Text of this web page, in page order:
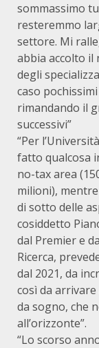
sommassimo
resteremmo
settore. Mi
abbia accolto il
degli
caso
rimandando il
successivi”
“Per
fatto qualcosa
no-tax area
milioni),
di sotto delle
cosiddetto
dal Premier e
Ricerca,
dal 2021, da
così da
da sogno, che
all’orizzonte”.
“Lo scorso